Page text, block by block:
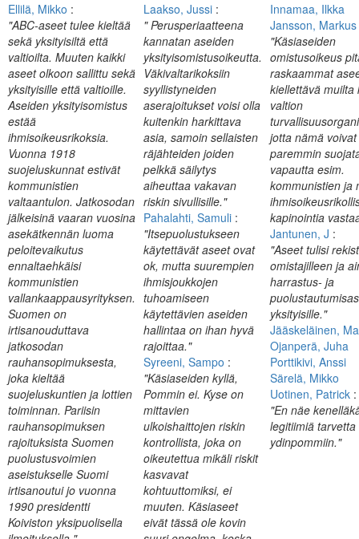
Ellilä, Mikko :
"ABC-aseet tulee kieltää
sekä yksityisiltä että
valtioilta. Muuten kaikki
aseet olkoon sallittu sekä
yksityisille että valtioille.
Aseiden yksityisomistus
estää
ihmisoikeusrikoksia.
Vuonna 1918
suojeluskunnat estivät
kommunistien
valtaantulon. Jatkosodan
jälkeisinä vaaran vuosina
asekätkennän luoma
peloitevaikutus
ennaltaehkäisi
kommunistien
vallankaappausyrityksen.
Suomen on
irtisanouduttava
jatkosodan
rauhansopimuksesta,
joka kieltää
suojeluskuntien ja lottien
toiminnan. Pariisin
rauhansopimuksen
rajoituksista Suomen
puolustusvoimien
aseistukselle Suomi
irtisanoutui jo vuonna
1990 presidentti
Koiviston yksipuolisella
Laakso, Jussi :
" Perusperiaatteena
kannatan aseiden
yksityisomistusoikeutta.
Väkivaltarikoksiin
syyllistyneiden
aserajoitukset voisi olla
kuitenkin harkittava
asia, samoin sellaisten
räjähteiden joiden
pelkkä säilytys
aiheuttaa vakavan
riskin sivullisille."
Pahalahti, Samuli :
"Itsepuolustukseen
käytettävät aseet ovat
ok, mutta suurempien
ihmisjoukkojen
tuhoamiseen
käytettävien aseiden
hallintaa on ihan hyvä
rajoittaa."
Syreeni, Sampo :
"Käsiaseiden kyllä,
Pommin ei. Kyse on
mittavien
ulkoishaittojen riskin
kontrollista, joka on
oikeutettua mikäli riskit
kasvavat
kohtuuttomiksi, ei
muuten. Käsiaseet
eivät tässä ole kovin
Innamaa, Ilkka
Jansson, Markus
"Käsiaseiden
omistusoikeus
raskaammat
kiellettävä muilta
valtion
jotta nämä voivat
paremmin
vapautta esim.
kommunistien ja
kapinointia
Jantunen, J :
"Aseet tulisi
omistajilleen ja
harrastus- ja
yksityisille."
Jääskeläinen,
Ojanperä, Juha
Porttikivi, Anssi
Särelä, Mikko
Uotinen, Patrick :
"En näe
legitiimiä tarvetta
ydinpommiin."